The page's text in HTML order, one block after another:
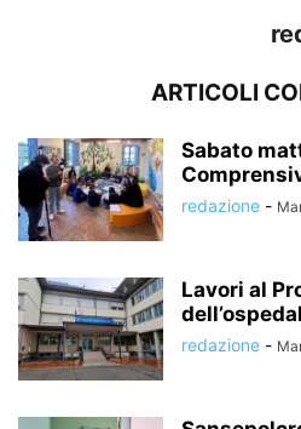
ARTICOLI
Sabato
redazione -
Lavori al
redazione -